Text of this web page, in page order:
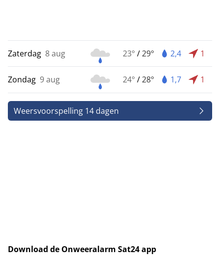
Zaterdag 8 aug 23° /29° 2,4 1
Zondag 9 aug 24° /28° 1,7 1
Weersvoorspelling 14 dagen
Download de Onweeralarm Sat24 app